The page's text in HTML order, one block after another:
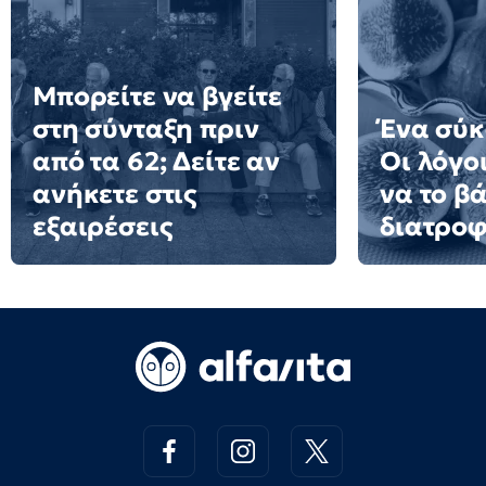
Μπορείτε να βγείτε
στη σύνταξη πριν
από τα 62; Δείτε αν
ανήκετε στις
εξαιρέσεις
Ένα
Οι
να το